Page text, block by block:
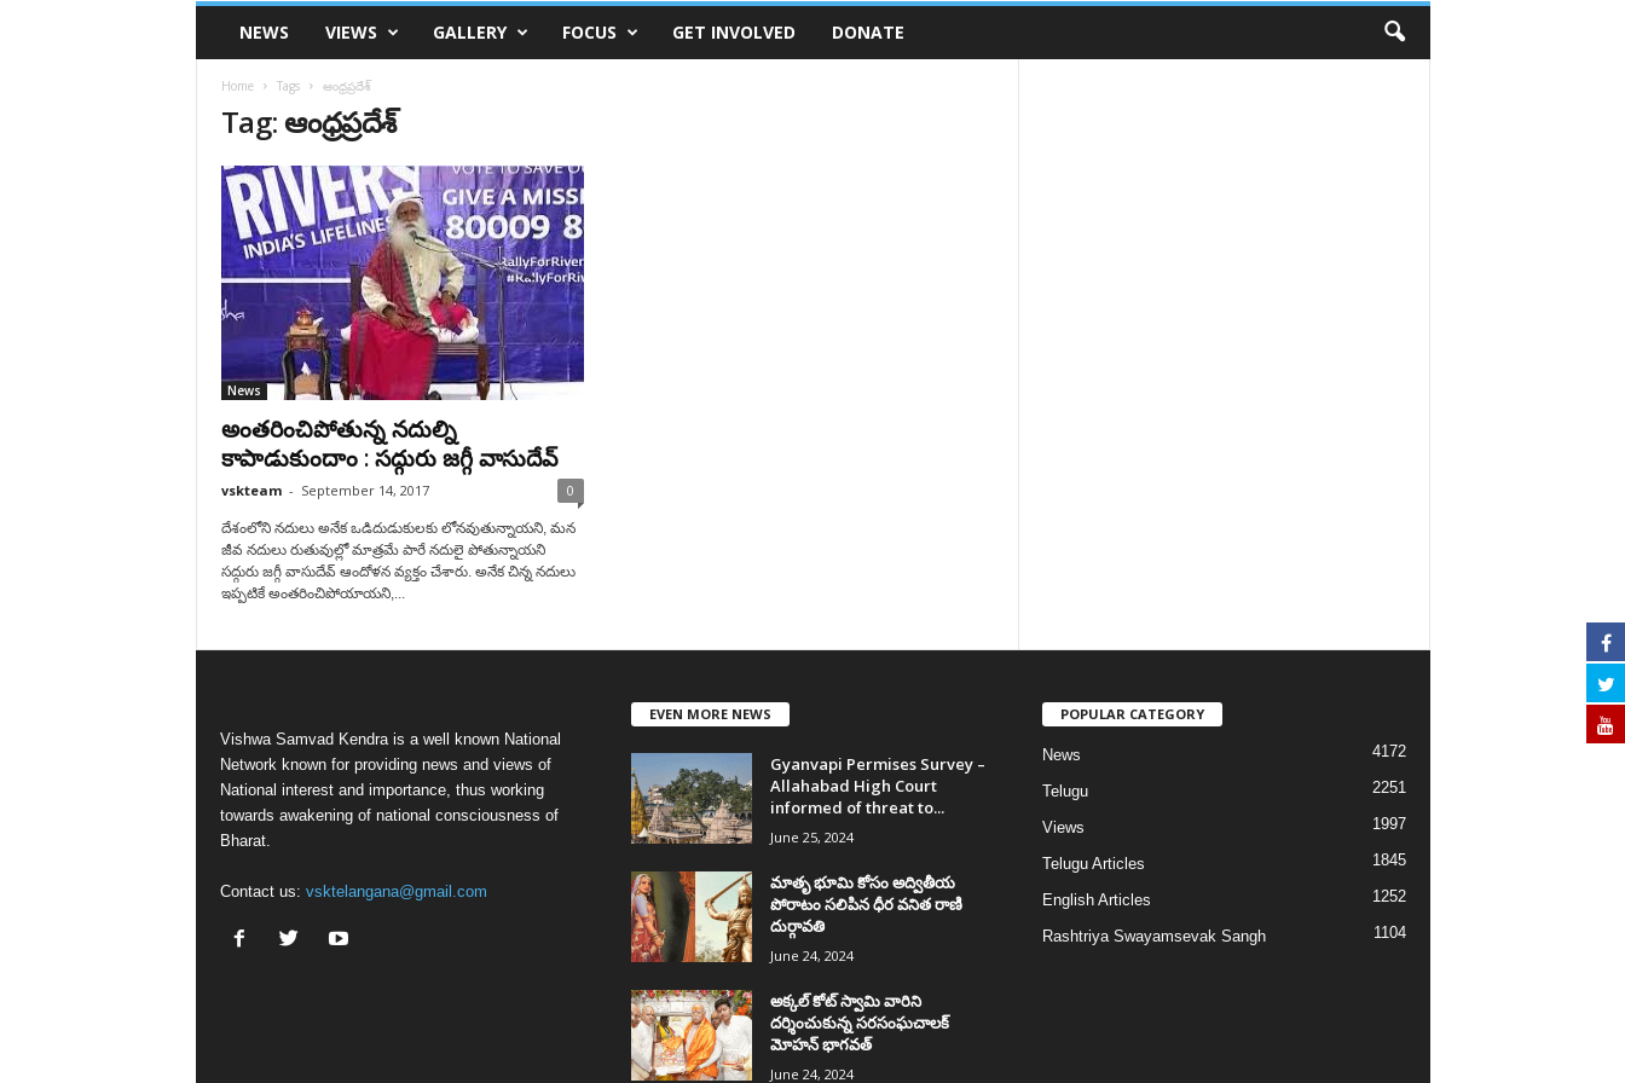
VSK
TelanganaNEWS VIEWS GALLERY FOCUS GET INVOLVED DONATE
Home Tags ఆంధ్రప్రదేశ్
Tag: ఆంధ్రప్రదేశ్
News
అంతరించిపోతున్న నదుల్ని
కాపాడుకుందాం : సద్గురు జగ్గీ వాసుదేవ్‌
vskteam - September 14, 2017 0
దేశంలోని నదులు అనేక ఒడిదుడుకులకు లోనవుతున్నాయని, మన
జీవ నదులు రుతువుల్లో మాత్రమే పారే నదులై పోతున్నాయని
సద్గురు జగ్గీ వాసుదేవ్‌ ఆందోళన వ్యక్తం చేశారు. అనేక చిన్న నదులు
ఇప్పటికే అంతరించిపోయాయని,...
Vishwa Samvad Kendra is a well known National
Network known for providing news and views of
National interest and importance, thus working
towards awakening of national consciousness of
Bharat.
Contact us: vsktelangana@gmail.com
EVEN MORE NEWS
Gyanvapi Permises Survey –
Allahabad High Court
informed of threat to...
June 25, 2024
మాతృ భూమి కోసం అద్వితీయ
పోరాటం సలిపిన ధీర వనిత రాణి
దుర్గావతి
June 24, 2024
అక్కల్‌ కోట్‌ స్వామి వారిని
దర్శించుకున్న సరసంఘచాలక్
మోహన్ భాగవత్
June 24, 2024
POPULAR CATEGORY
News 4172
Telugu 2251
Views 1997
Telugu Articles 1845
English Articles 1252
Rashtriya Swayamsevak Sangh 1104